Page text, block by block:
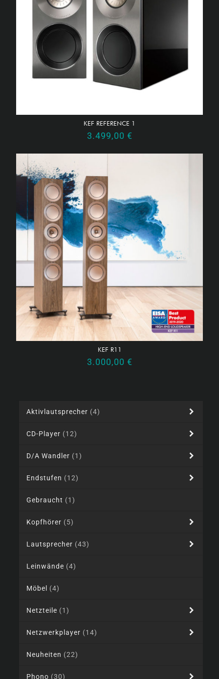
KEF REFERENCE 1
3.499,00 €
KEF R11
3.000,00 €
Aktivlautsprecher (4)
CD-Player (12)
D/A Wandler (1)
Endstufen (12)
Gebraucht (1)
Kopfhörer (5)
Lautsprecher (43)
Leinwände (4)
Möbel (4)
Netzteile (1)
Netzwerkplayer (14)
Neuheiten (22)
Phono (30)